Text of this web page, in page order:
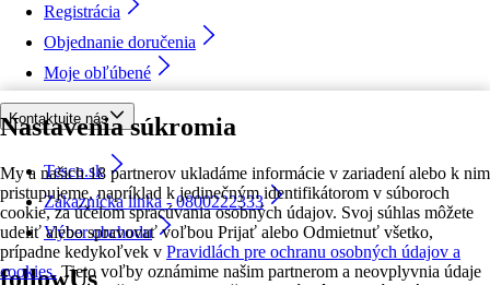
Nastavenia súkromia
My a našich 18 partnerov ukladáme informácie v zariadení alebo k nim
pristupujeme, napríklad k jedinečným identifikátorom v súboroch
cookie, za účelom spracúvania osobných údajov. Svoj súhlas môžete
udeliť alebo spravovať voľbou Prijať alebo Odmietnuť všetko,
prípadne kedykoľvek v Pravidlách pre ochranu osobných údajov a
cookies. Tieto voľby oznámime našim partnerom a neovplyvnia údaje
Registrácia
Objednanie doručenia
Moje obľúbené
Kontaktujte nás
Tesco.sk
Zákaznícka linka - 0800222333
Výber obchodu
followUs